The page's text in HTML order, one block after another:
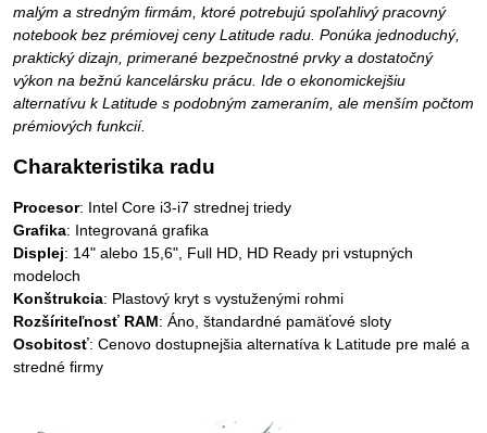
malým a stredným firmám, ktoré potrebujú spoľahlivý pracovný
notebook bez prémiovej ceny Latitude radu. Ponúka jednoduchý,
praktický dizajn, primerané bezpečnostné prvky a dostatočný
výkon na bežnú kancelársku prácu. Ide o ekonomickejšiu
alternatívu k Latitude s podobným zameraním, ale menším počtom
prémiových funkcií.
Charakteristika radu
Procesor: Intel Core i3-i7 strednej triedy
Grafika: Integrovaná grafika
Displej: 14" alebo 15,6", Full HD, HD Ready pri vstupných
modeloch
Konštrukcia: Plastový kryt s vystuženými rohmi
Rozšíriteľnosť RAM: Áno, štandardné pamäťové sloty
Osobitosť: Cenovo dostupnejšia alternatíva k Latitude pre malé a
stredné firmy